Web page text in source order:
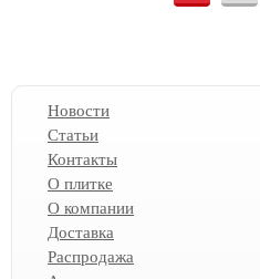
Новости
Статьи
Контакты
О плитке
О компании
Доставка
Распродажа